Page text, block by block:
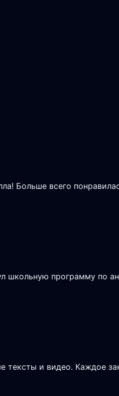
Больше всего
школьную программу по
тексты и видео. Каждое